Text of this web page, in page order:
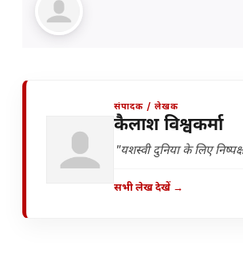
संपादक / लेखक
कैलाश विश्वकर्मा
"यशस्वी दुनिया के लिए
सभी लेख देखें →